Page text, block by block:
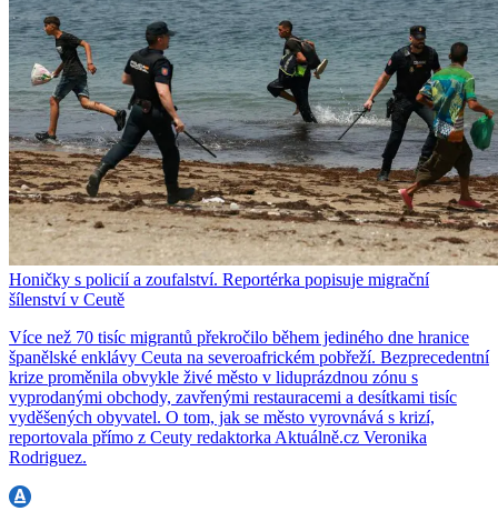
Honičky s policií a zoufalství. Reportérka popisuje migrační
šílenství v Ceutě
Více než 70 tisíc migrantů překročilo během jediného dne hranice
španělské enklávy Ceuta na severoafrickém pobřeží. Bezprecedentní
krize proměnila obvykle živé město v liduprázdnou zónu s
vyprodanými obchody, zavřenými restauracemi a desítkami tisíc
vyděšených obyvatel. O tom, jak se město vyrovnává s krizí,
reportovala přímo z Ceuty redaktorka Aktuálně.cz Veronika
Rodriguez.